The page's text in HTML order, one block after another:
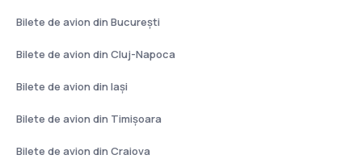
Bilete de avion din București
Bilete de avion din Cluj-Napoca
Bilete de avion din Iași
Bilete de avion din Timișoara
Bilete de avion din Craiova